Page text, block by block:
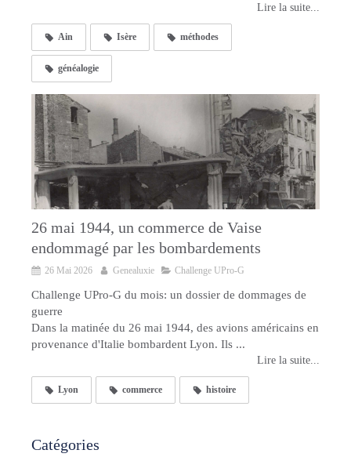
Lire la suite...
Ain Isère méthodes
généalogie
26 mai 1944, un commerce de Vaise
endommagé par les bombardements
26 Mai 2026 Genealuxie Challenge UPro-G
Challenge UPro-G du mois: un dossier de dommages de
guerre
Dans la matinée du 26 mai 1944, des avions américains en
provenance d'Italie bombardent Lyon. Ils ...
Lire la suite...
Lyon commerce histoire
Catégories